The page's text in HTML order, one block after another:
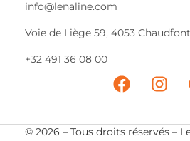
info@lenaline.com
Voie de Liège 59, 4053
+32 491 36 08 00
© 2026 – Tous droits réservés –